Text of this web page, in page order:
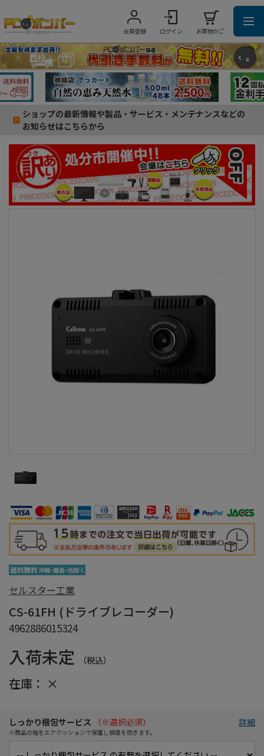
会員登録 ログイン お買物かご
ショップの最新情報や製品・サービス・メンテナンスなどの
お知らせはこちらから
セルスター工業
CS-61FH (ドライブレコーダー)
4962886015324
入荷未定 （税込）
在庫： ×
しっかり梱包サービス （※選択必須）
※商品の箱をエアクッションで保護し損傷を防ぎます。
詳細